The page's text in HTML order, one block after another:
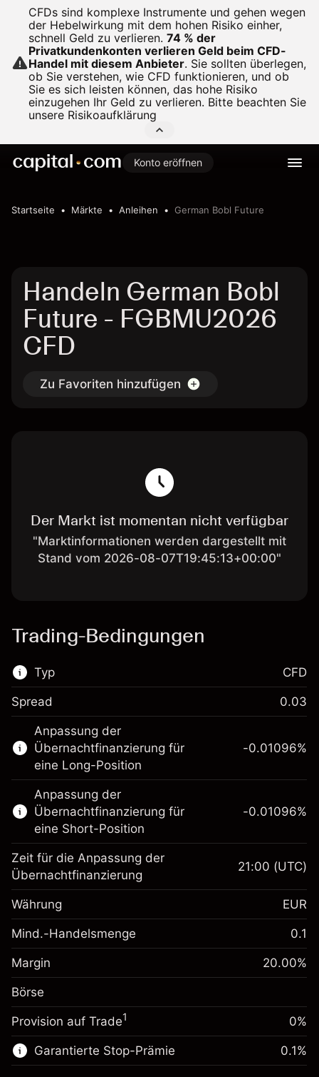
CFDs sind komplexe Instrumente und gehen wegen
der Hebelwirkung mit dem hohen Risiko einher,
schnell Geld zu verlieren. 74 % der
Privatkundenkonten verlieren Geld beim CFD-
Handel mit diesem Anbieter. Sie sollten überlegen,
ob Sie verstehen, wie CFD funktionieren, und ob
Sie es sich leisten können, das hohe Risiko
einzugehen Ihr Geld zu verlieren. Bitte beachten Sie
unsere Risikoaufklärung
Konto eröffnen
Startseite Märkte Anleihen German Bobl Future
Handeln German Bobl
Future - FGBMU2026
CFD
Zu Favoriten hinzufügen
Der Markt ist momentan nicht verfügbar
"Marktinformationen werden dargestellt mit
Stand vom 2026-08-07T19:45:13+00:00"
Trading-Bedingungen
Typ
Dieser Finanzmarkt steht für das CFD-
Trading zur Verfügung.
Erfahren Sie mehr über:
CFDs
CFD
Spread 0.03
Anpassung der
Übernachtfinanzierung für
eine Long-Position
Margin. Ihre Investition
€1,000.00
Anpassung der
Übernachtfinanzierung
fremdfinanzierten
(-€0.55)
Positionsgröße mit Hebelwirkung
~€5,000.00
Geld aus Hebelwirkung ~
-0.01096%
Anpassung der
Übernachtfinanzierung für
eine Short-Position
Margin. Ihre Investition
€1,000.00
Anpassung der
Gebühren aus
fremdfinanzierten
Positionswert
%
(-€0.55)
Positionsgröße mit Hebelwirkung
-0.01096%
Zeit für die Anpassung der
Übernachtfinanzierung
21:00 (UTC)
Währung EUR
Mind.-Handelsmenge 0.1
Margin 20.00%
Börse
Provision auf Trade1 0%
Garantierte Stop-Prämie 0.1%